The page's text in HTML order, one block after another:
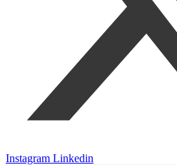
Instagram Linkedin